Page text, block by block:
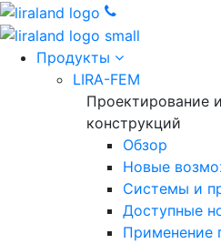
Продукты
LIRA-FEM
Проектирование
конструкций
Обзор
Новые
Cистемы и
Доступные
Применение